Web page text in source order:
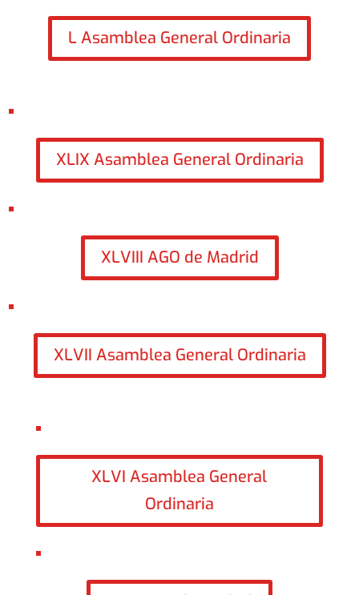
L Asamblea General Ordinaria
XLIX Asamblea General Ordinaria
XLVIII AGO de Madrid
XLVII Asamblea General Ordinaria
XLVI Asamblea General
Ordinaria